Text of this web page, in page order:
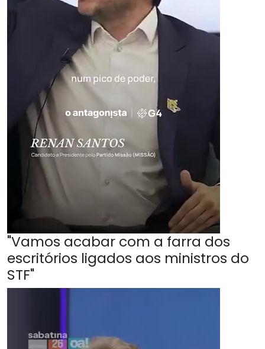
"Vamos acabar com a farra dos
escritórios ligados aos ministros do
STF"